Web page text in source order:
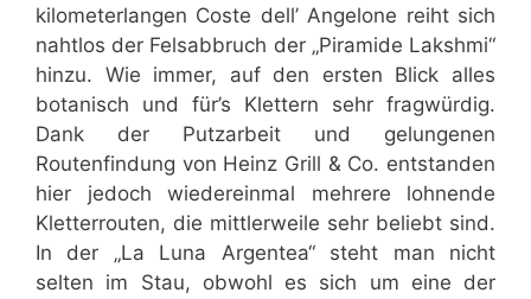
kilometerlangen Coste dell’ Angelone reiht sich
nahtlos der Felsabbruch der „Piramide Lakshmi“
hinzu. Wie immer, auf den ersten Blick alles
botanisch und für’s Klettern sehr fragwürdig.
Dank der Putzarbeit und gelungenen
Routenfindung von Heinz Grill & Co. entstanden
hier jedoch wiedereinmal mehrere lohnende
Kletterrouten, die mittlerweile sehr beliebt sind.
In der „La Luna Argentea“ steht man nicht
selten im Stau, obwohl es sich um eine der